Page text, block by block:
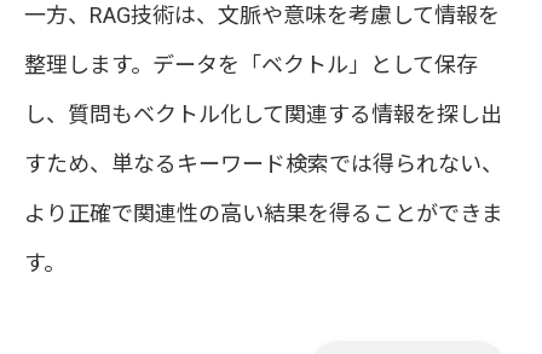
一方、RAG技術は、文脈や意味を考慮して情報を
整理します。データを「ベクトル」として保存
し、質問もベクトル化して関連する情報を探し出
すため、単なるキーワード検索では得られない、
より正確で関連性の高い結果を得ることができま
す。